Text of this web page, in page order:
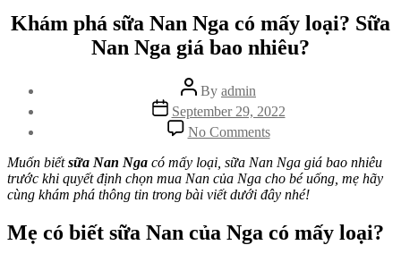
Khám phá sữa Nan Nga có mấy loại? Sữa
Nan Nga giá bao nhiêu?
Post
author
By admin
Post
date
September 29, 2022
No Commentson
Khám
phá
sữa
Nan
Nga
mấy
Muốn biếtsữa Nan Nga có mấy loại, sữa Nan Nga giá bao nhiêu
trước khi quyết định chọn mua Nan của Nga cho bé uống, mẹ hãy
cùng khám phá thông tin trong bài viết dưới đây nhé!
Mẹ có biết sữa Nan của Nga có mấy loại?